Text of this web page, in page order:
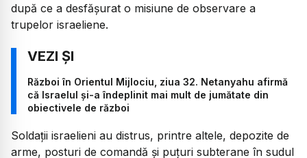
după ce a desfășurat o misiune de observare a
trupelor israeliene.
Război în Orientul Mijlociu, ziua 32. Netanyahu afirmă
că Israelul și-a îndeplinit mai mult de jumătate din
obiectivele de război
Soldații israelieni au distrus, printre altele, depozite de
arme, posturi de comandă și puțuri subterane în sudul